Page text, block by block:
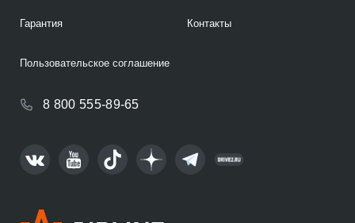
Гарантия Контакты
8 800 555-89-65
Пользовательское соглашение